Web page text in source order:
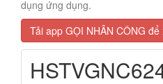
dụng ứng dụng.
Tải app GỌI NHÂN CÔNG